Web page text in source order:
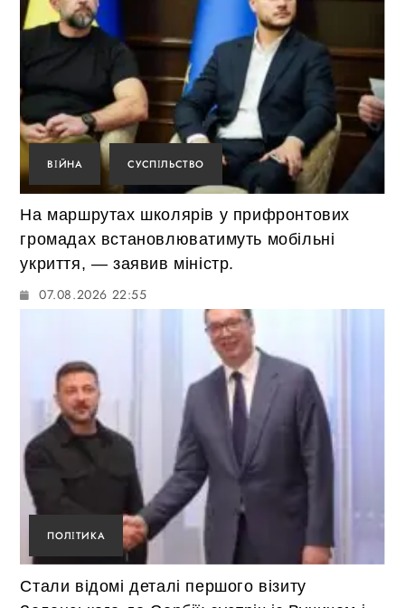
ВІЙНА СУСПІЛЬСТВО
На маршрутах школярів у прифронтових
громадах встановлюватимуть мобільні
укриття, — заявив міністр.
07.08.2026 22:55
ПОЛІТИКА
Стали відомі деталі першого візиту